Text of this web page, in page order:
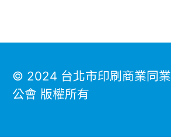
© 2024 台北市印刷商業同業
公會 版權所有